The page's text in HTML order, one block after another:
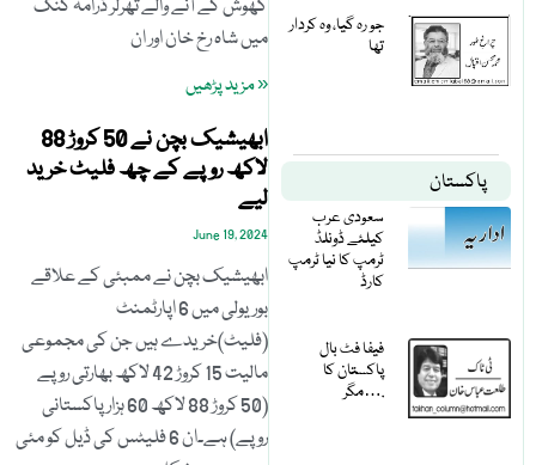
جو رہ گیا، وہ کردار
تھا
پاکستان
سعودی عرب
کیلئے ڈونلڈ
ٹرمپ کا نیا ٹرمپ
کارڈ
فیفا فٹ بال
پاکستان کا
مگر….
گھوش کے آنے والے تھرلر ڈرامہ کنگ
میں شاہ رخ خان اور ان
« مزید پڑھیں
ابھیشیک بچن نے 50 کروڑ 88
لاکھ روپے کے چھ فلیٹ خرید
لیے
June 19, 2024
ابھیشیک بچن نے ممبئی کے علاقے
بوریولی میں 6 اپارٹمنٹ
(فلیٹ)خریدے ہیں جن کی مجموعی
مالیت 15 کروڑ 42 لاکھ بھارتی روپے
(50 کروڑ 88 لاکھ 60 ہزار پاکستانی
روپے) ہے۔ان 6 فلیٹس کی ڈیل کو مئی